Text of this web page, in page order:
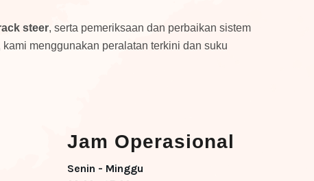
steer, serta pemeriksaan dan perbaikan sistem
kami menggunakan peralatan terkini dan suku
Jam Operasional
Senin - Minggu